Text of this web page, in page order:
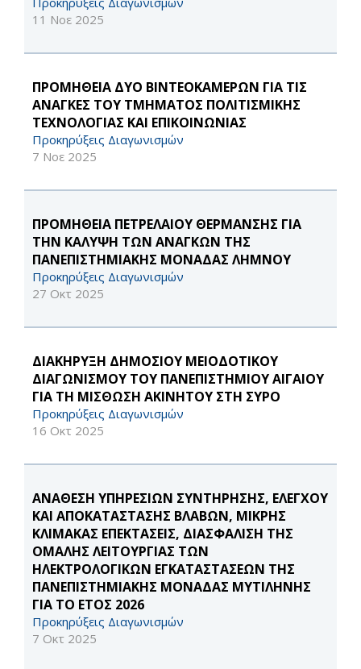
11 Νοε 2025
ΠΡΟΜΗΘΕΙΑ ΔΥΟ ΒΙΝΤΕΟΚΑΜΕΡΩΝ ΓΙΑ ΤΙΣ
ΑΝΑΓΚΕΣ ΤΟΥ ΤΜΗΜΑΤΟΣ ΠΟΛΙΤΙΣΜΙΚΗΣ
ΤΕΧΝΟΛΟΓΙΑΣ ΚΑΙ ΕΠΙΚΟΙΝΩΝΙΑΣ
Προκηρύξεις Διαγωνισμών
7 Νοε 2025
ΠΡΟΜΗΘΕΙΑ ΠΕΤΡΕΛΑΙΟΥ ΘΕΡΜΑΝΣΗΣ ΓΙΑ
ΤΗΝ ΚΑΛΥΨΗ ΤΩΝ ΑΝΑΓΚΩΝ ΤΗΣ
ΠΑΝΕΠΙΣΤΗΜΙΑΚΗΣ ΜΟΝΑΔΑΣ ΛΗΜΝΟΥ
Προκηρύξεις Διαγωνισμών
27 Οκτ 2025
ΔΙΑΚΗΡΥΞΗ ΔΗΜΟΣΙΟΥ ΜΕΙΟΔΟΤΙΚΟΥ
ΔΙΑΓΩΝΙΣΜΟΥ ΤΟΥ ΠΑΝΕΠΙΣΤΗΜΙΟΥ ΑΙΓΑΙΟΥ
ΓΙΑ ΤΗ ΜΙΣΘΩΣΗ ΑΚΙΝΗΤOY ΣΤΗ ΣΥΡΟ
Προκηρύξεις Διαγωνισμών
16 Οκτ 2025
ΑΝΑΘΕΣΗ ΥΠΗΡΕΣΙΩΝ ΣΥΝΤΗΡΗΣΗΣ, ΕΛΕΓΧΟΥ
ΚΑΙ ΑΠΟΚΑΤΑΣΤΑΣΗΣ ΒΛΑΒΩΝ, ΜΙΚΡΗΣ
ΚΛΙΜΑΚΑΣ ΕΠΕΚΤΑΣΕΙΣ, ΔΙΑΣΦΑΛΙΣΗ ΤΗΣ
ΟΜΑΛΗΣ ΛΕΙΤΟΥΡΓΙΑΣ ΤΩΝ
ΗΛΕΚΤΡΟΛΟΓΙΚΩΝ ΕΓΚΑΤΑΣΤΑΣΕΩΝ ΤΗΣ
ΠΑΝΕΠΙΣΤΗΜΙΑΚΗΣ ΜΟΝΑΔΑΣ ΜΥΤΙΛΗΝΗΣ
ΓΙΑ ΤΟ ΕΤΟΣ 2026
Προκηρύξεις Διαγωνισμών
7 Οκτ 2025